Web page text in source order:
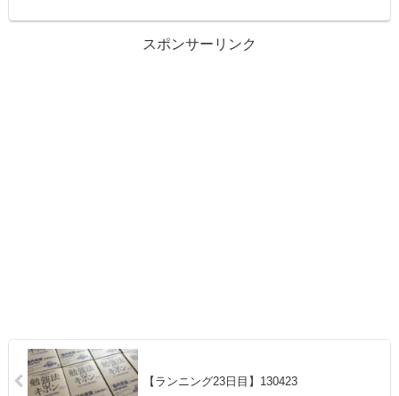
スポンサーリンク
【ランニング23日目】130423